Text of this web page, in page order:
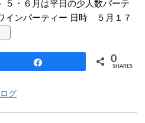
５・６月は平日の少人数パーテ
ンパーティー 日時 ５月１７
0
SHARES
グ